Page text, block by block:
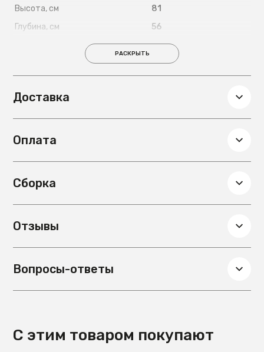
Высота, см
81
Глубина, см
56
9,5
РАСКРЫТЬ
Доставка
Оплата
Сборка
Отзывы
Вопросы-ответы
С этим товаром покупают